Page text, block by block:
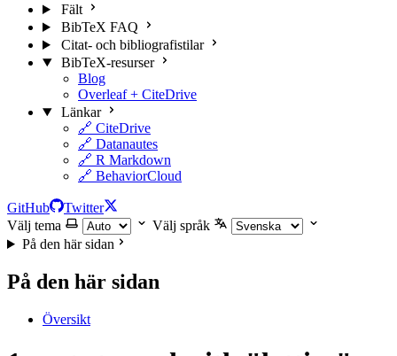
Fält
BibTeX FAQ
Citat- och bibliografistilar
BibTeX-resurser
Blog
Overleaf + CiteDrive
Länkar
🔗 CiteDrive
🔗 Datanautes
🔗 R Markdown
🔗 BehaviorCloud
GitHub
Twitter
Välj tema
Välj språk
På den här sidan
På den här sidan
Översikt